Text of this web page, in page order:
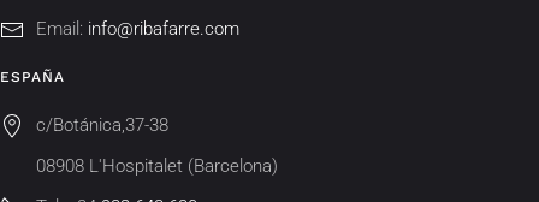
Email: info@ribafarre.com
ESPAÑA
c/Botánica,37-38
08908 L'Hospitalet (Barcelona)